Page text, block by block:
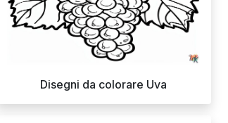
Disegni da colorare Uva